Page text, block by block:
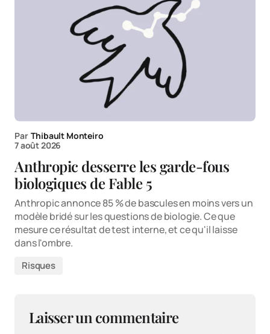
Par Thibault Monteiro
7 août 2026
Anthropic desserre les garde-fous
biologiques de Fable 5
Anthropic annonce 85 % de bascules en moins vers un
modèle bridé sur les questions de biologie. Ce que
mesure ce résultat de test interne, et ce qu'il laisse
dans l'ombre.
Risques
Laisser un commentaire